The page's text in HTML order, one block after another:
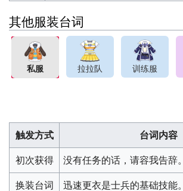
其他服装台词
私服 拉拉队 训练服
触发方式 台词内容
初次获得 没有任务的话，请容我告辞。
换装台词 迅速更衣是士兵的基础技能。